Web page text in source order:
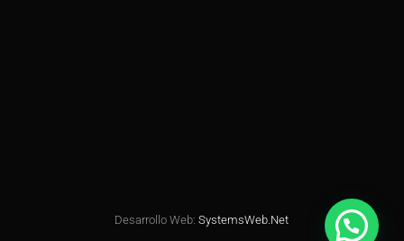
Desarrollo Web: SystemsWeb.Net